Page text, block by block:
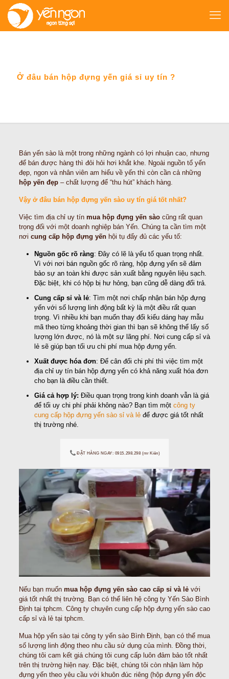
Ở đâu bán hộp đựng yến giá sỉ uy tín ?
Bán yến sào là một trong những ngành có lợi nhuận cao, nhưng
để bán được hàng thì đỏi hỏi hơi khắt khe. Ngoài nguồn tổ yến
đẹp, ngon và nhân viên am hiểu về yến thì còn cần cả những
hộp yến đẹp– chất lượng để “thu hút” khách hàng.
Vậy ở đâu bán hộp đựng yến sào uy tín giá tốt nhất?
Việc tìm địa chỉ uy tín mua hộp đựng yến sàocũng rất quan
trọng đối với một doanh nghiệp bán Yến. Chúng ta cần tìm một
nơi cung cấp hộp đựng yếnhội tụ đẩy đủ các yếu tố:
Nguồn gốc rõ ràng: Đây có lẽ là yếu tố quan trọng nhất.
Vì với nơi bán nguồn gốc rõ ràng, hộp đựng yến sẽ đảm
bảo sự an toàn khi được sản xuất bằng nguyên liệu sạch.
Đặc biệt, khi có hộp bị hư hỏng, bạn cũng dễ dàng đổi trả.
Cung cấp sỉ và lẻ: Tìm một nơi chấp nhận bán hộp đựng
yến với số lượng linh động bất kỳ là một điều rất quan
trọng. Vì nhiều khi bạn muốn thay đổi kiểu dáng hay mẫu
mã theo từng khoảng thời gian thì bạn sẽ không thể lấy số
lượng lớn được, nó là một sự lãng phí. Nơi cung cấp sỉ và
lẻ sẽ giúp bạn tối ưu chi phí mua hộp đựng yến.
Xuất được hóa đơn: Để cân đối chi phí thì việc tìm một
địa chỉ uy tín bán hộp đựng yến có khả năng xuất hóa đơn
cho bạn là điều cần thiết.
Giá cả hợp lý: Điều quan trọng trong kinh doanh vẫn là giá
để tối uy chi phí phải không nào? Bạn tìm một công ty
cung cấp hộp đựng yến sào sỉ và lẻđể được giá tốt nhất
thị trường nhé.
ĐẶT HÀNG NGAY: 0915.298.298 (mr Kiên)
Nếu bạn muốn mua hộp đựng yến sào cao cấp sỉ và lẻvới
giá tốt nhất thị trường. Bạn có thể liên hệ công ty Yến Sào Bình
Định tại tphcm. Công ty chuyên cung cấp hộp đựng yến sào cao
cấp sỉ và lẻ tại tphcm.
Mua hộp yến sào tại công ty yến sào Bình Định, bạn có thể mua
số lượng linh động theo nhu cầu sử dụng của mình. Đồng thời,
chúng tôi cam kết giá chúng tôi cung cấp luôn đảm bảo tốt nhất
trên thị trường hiện nay. Đặc biệt, chúng tôi còn nhận làm hộp
đựng yến theo yêu cầu với khuôn đúc riêng (hộp đựng yến độc